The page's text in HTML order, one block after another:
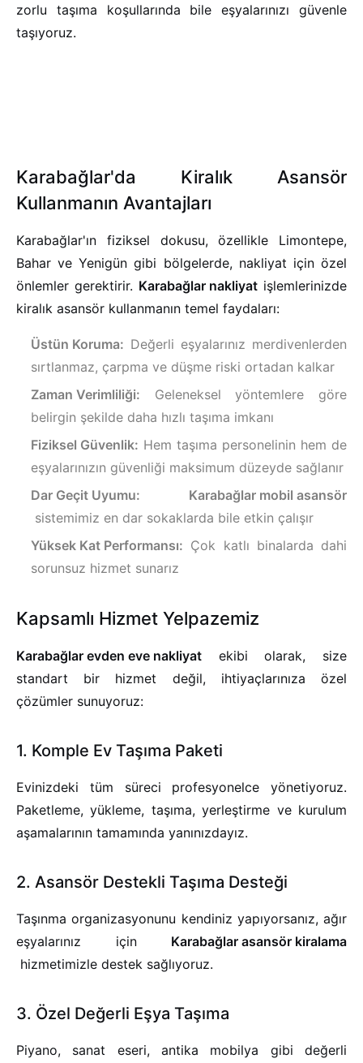
zorlu taşıma koşullarında bile eşyalarınızı güvenle
taşıyoruz.
Karabağlar'da Kiralık Asansör
Kullanmanın Avantajları
Karabağlar'ın fiziksel dokusu, özellikle Limontepe,
Bahar ve Yenigün gibi bölgelerde, nakliyat için özel
önlemler gerektirir. Karabağlar nakliyat işlemlerinizde
kiralık asansör kullanmanın temel faydaları:
Üstün Koruma: Değerli eşyalarınız merdivenlerden
sırtlanmaz, çarpma ve düşme riski ortadan kalkar
Zaman Verimliliği: Geleneksel yöntemlere göre
belirgin şekilde daha hızlı taşıma imkanı
Fiziksel Güvenlik: Hem taşıma personelinin hem de
eşyalarınızın güvenliği maksimum düzeyde sağlanır
Dar Geçit Uyumu:
Karabağlar mobil asansör
sistemimiz en dar sokaklarda bile etkin çalışır
Yüksek Kat Performansı: Çok katlı binalarda dahi
sorunsuz hizmet sunarız
Kapsamlı Hizmet Yelpazemiz
Karabağlar evden eve nakliyat ekibi olarak, size
standart bir hizmet değil, ihtiyaçlarınıza özel
çözümler sunuyoruz:
1. Komple Ev Taşıma Paketi
Evinizdeki tüm süreci profesyonelce yönetiyoruz.
Paketleme, yükleme, taşıma, yerleştirme ve kurulum
aşamalarının tamamında yanınızdayız.
2. Asansör Destekli Taşıma Desteği
Taşınma organizasyonunu kendiniz yapıyorsanız, ağır
eşyalarınız için Karabağlar asansör kiralama
hizmetimizle destek sağlıyoruz.
3. Özel Değerli Eşya Taşıma
Piyano, sanat eseri, antika mobilya gibi değerli